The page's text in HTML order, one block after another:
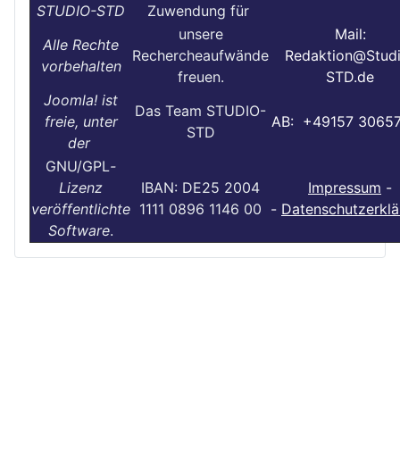
STUDIO-STD
Zuwendung für
Alle Rechte
vorbehalten
unsere
Rechercheaufwände
freuen.
Mail:
STD.de
Joomla! ist
freie, unter
der
Das Team STUDIO-
STD
AB: +49157
GNU/GPL-
Lizenz
veröffentlichte
Software.
IBAN: DE25 2004
1111 0896 1146 00
Impressum -
-